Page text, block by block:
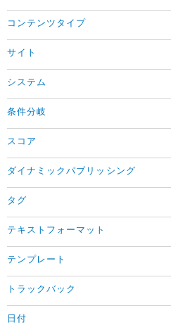
コンテンツタイプ
サイト
システム
条件分岐
スコア
ダイナミックパブリッシング
タグ
テキストフォーマット
テンプレート
トラックバック
日付